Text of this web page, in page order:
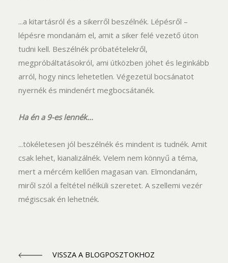
...a kitartásról és a sikerről beszélnék. Lépésről –
lépésre mondanám el, amit a siker felé vezető úton
tudni kell. Beszélnék próbatételekről,
megpróbáltatásokról, ami útközben jöhet és leginkább
arról, hogy nincs lehetetlen. Végezetül bocsánatot
nyernék és mindenért megbocsátanék.
Ha én a 9-es lennék...
...tökéletesen jól beszélnék és mindent is tudnék. Amit
csak lehet, kianalizálnék. Velem nem könnyű a téma,
mert a mércém kellően magasan van. Elmondanám,
miről szól a feltétel nélküli szeretet. A szellemi vezér
mégiscsak én lehetnék.
VISSZA A BLOGPOSZTOKHOZ